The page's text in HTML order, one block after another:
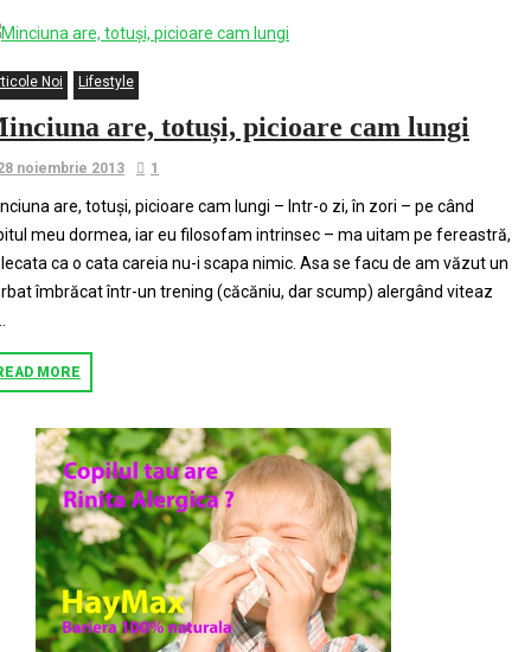
Noi Lifestyle
are, totuși, picioare cam lungi
noiembrie 2013 1
are, totuși, picioare cam lungi – Intr-o zi, în zori – pe când
meu dormea, iar eu filosofam intrinsec – ma uitam pe fereastră,
ca o cata careia nu-i scapa nimic. Asa se facu de am văzut un
îmbrăcat într-un trening (căcăniu, dar scump) alergând viteaz
MORE